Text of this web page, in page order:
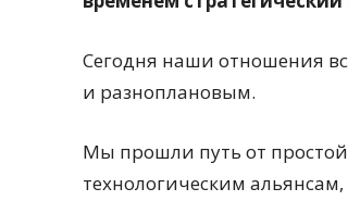
Сегодня наши отношения
и разноплановым.
Мы прошли путь от
технологическим